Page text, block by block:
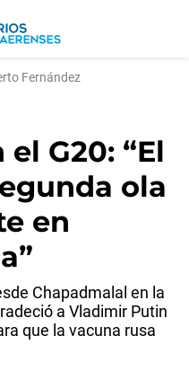
Fernández
G20: “El
ola
en
Chapadmalal en la
a Vladimir Putin
que la vacuna rusa